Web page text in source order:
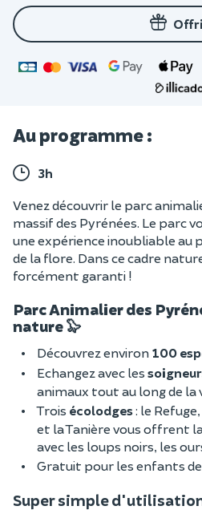
Au programme :
3h
Venez découvrir le parc
massif des Pyrénées. Le parc
une expérience inoubliable au
de la flore. Dans ce cadre
forcément garanti !
Parc Animalier des
nature 🦭
Découvrez environ 100
Echangez avec les
animaux tout au long de la
Trois écolodges: le
et la Tanière vous offrent
avec les loups noirs, les
Gratuit pour les enfants de
Super simple